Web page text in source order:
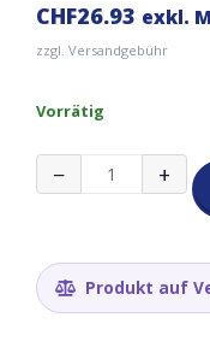
CHF26.93 exkl.
zzgl. Versandgebühr
Vorrätig
−
Lilygo
TTGO
Menge
+
Produkt auf